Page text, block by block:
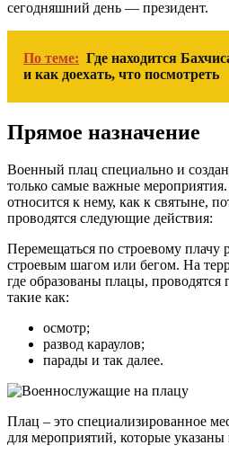
сегодняшний день — президент.
По теме: Где находится
и как доехать, что посмотреть
Прямое назначение
Военный плац специально и
только самые важные
относится к нему, как к святыне,
проводятся следующие действия:
Перемещаться по строевому плачу
строевым шагом или бегом. На
где образованы плацы,
такие как:
осмотр;
развод караулов;
парады и так далее.
Плац – это специализированное
для мероприятий, которые